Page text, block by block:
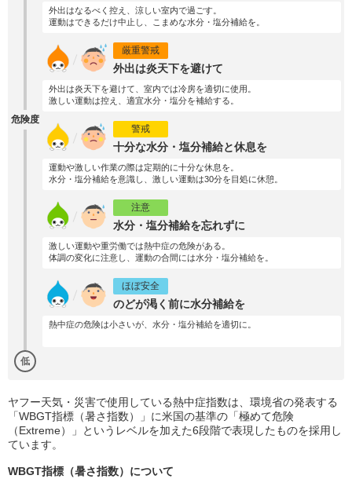
危険度
低
外出はなるべく控え、涼しい室内で過ごす。
運動はできるだけ中止し、こまめな水分・塩分補給を。
厳重警戒
外出は炎天下を避けて
外出は炎天下を避けて、室内では冷房を適切に使用。
激しい運動は控え、適宜水分・塩分を補給する。
警戒
十分な水分・塩分補給と休息を
運動や激しい作業の際は定期的に十分な休息を。
水分・塩分補給を意識し、激しい運動は30分を目処に休憩。
注意
水分・塩分補給を忘れずに
激しい運動や重労働では熱中症の危険がある。
体調の変化に注意し、運動の合間には水分・塩分補給を。
ほぼ安全
のどが渇く前に水分補給を
熱中症の危険は小さいが、水分・塩分補給を適切に。
ヤフー天気・災害で使用している熱中症指数は、環境省の発表する
「WBGT指標（暑さ指数）」に米国の基準の「極めて危険
（Extreme）」というレベルを加えた6段階で表現したものを採用し
ています。
WBGT指標（暑さ指数）について